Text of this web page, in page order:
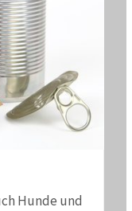
Hunde und